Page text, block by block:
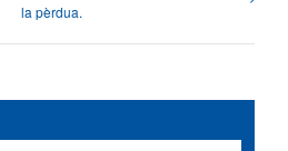
la pèrdua.